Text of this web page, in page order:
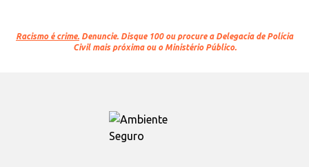
Racismo é crime. Denuncie. Disque 100 ou procure a Delegacia de Polícia
Civil mais próxima ou o Ministério Público.